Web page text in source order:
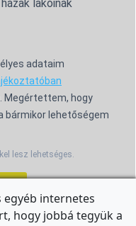
lakóinak
adataim
Megértettem, hogy
bármikor lehetőségem
lesz lehetséges.
internetes
hogy jobbá tegyük a